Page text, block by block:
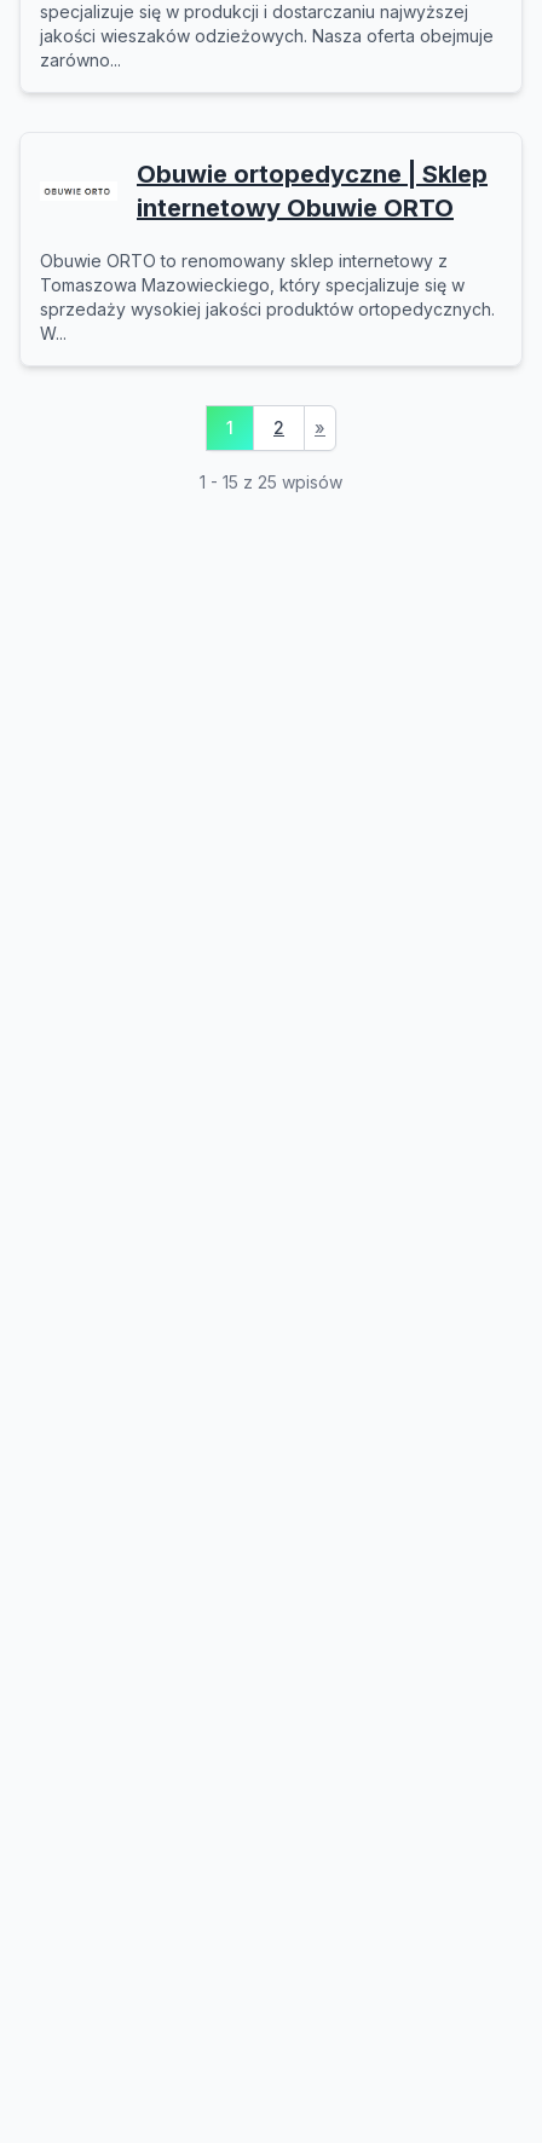
specjalizuje się w produkcji i dostarczaniu najwyższej
jakości wieszaków odzieżowych. Nasza oferta obejmuje
zarówno...
Obuwie ortopedyczne | Sklep
internetowy Obuwie ORTO
Obuwie ORTO to renomowany sklep internetowy z
Tomaszowa Mazowieckiego, który specjalizuje się w
sprzedaży wysokiej jakości produktów ortopedycznych.
W...
1 2 »
1 - 15 z 25 wpisów